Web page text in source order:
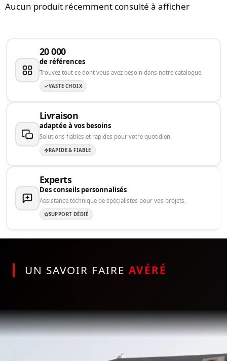
Aucun produit récemment consulté à afficher
20 000
de références
Trouvez tout ce dont vous avez besoin dans notre catalogue.
VASTE CHOIX
Livraison
adaptée à vos besoins
Solutions fiables et rapides pour votre quotidien.
RAPIDE & FIABLE
Experts
Des conseils personnalisés
Assistance technique de spécialistes pour vos projets.
SUPPORT DÉDIÉ
UN SAVOIR FAIRE AVÉRÉ